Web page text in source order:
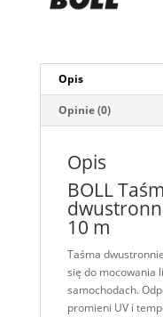
Opis
Opinie (0)
Opis
BOLL
10 m
Taśma
się do mocowania
samochodach.
promieni UV i